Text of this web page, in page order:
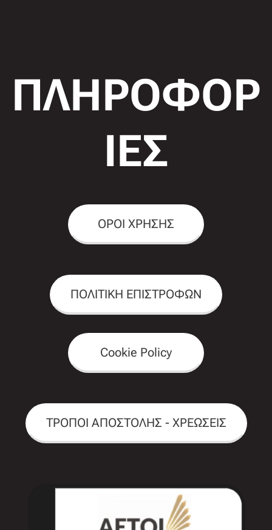
ΠΛΗΡΟΦΟΡ
ΙΕΣ
ΟΡΟΙ ΧΡΗΣΗΣ
ΠΟΛΙΤΙΚΗ ΕΠΙΣΤΡΟΦΩΝ
Cookie Policy
ΤΡΟΠΟΙ ΑΠΟΣΤΟΛΗΣ - ΧΡΕΩΣΕΙΣ